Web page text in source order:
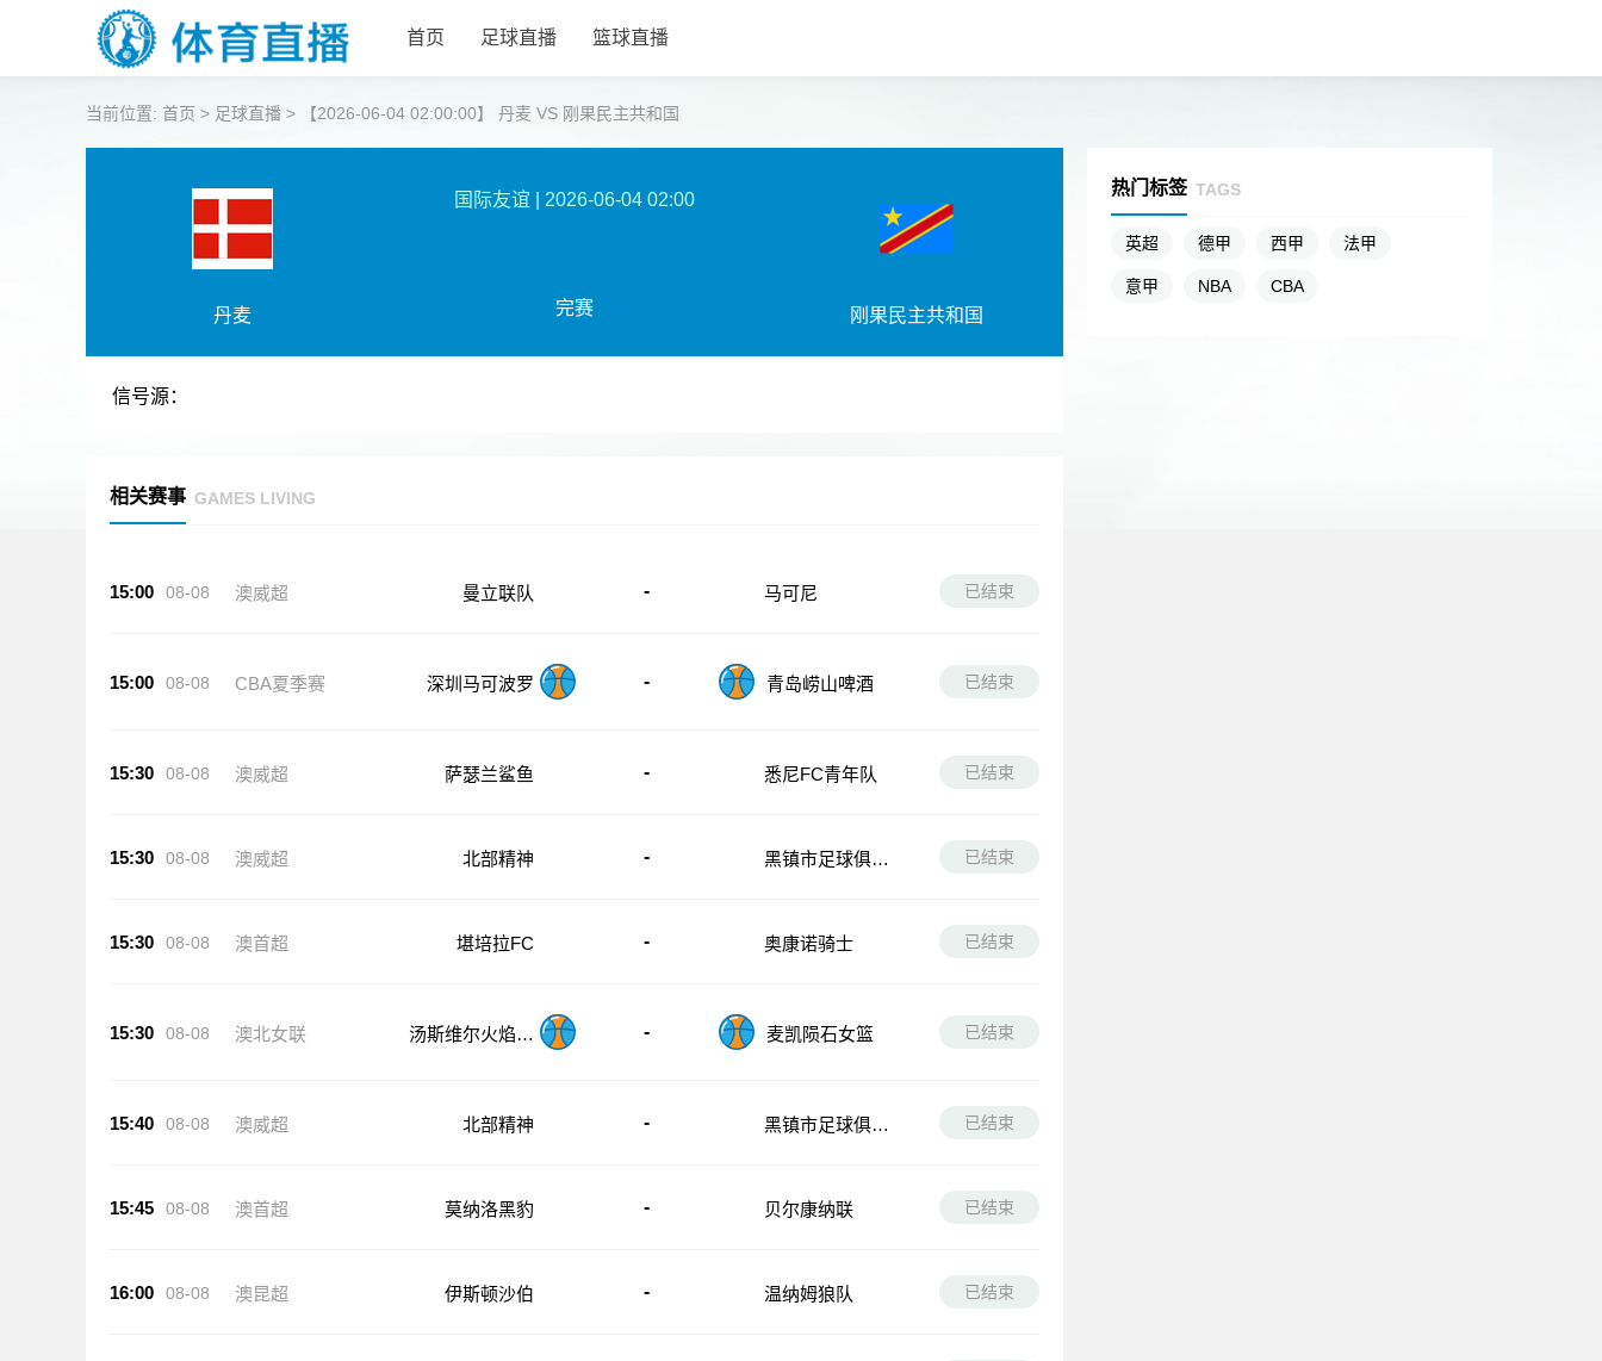
首页 足球直播 篮球直播
当前位置: 首页 > 足球直播 > 【2026-06-04 02:00:00】 丹麦 VS 刚果民主共和国
丹麦
国际友谊 2026-06-04 02:00
完赛 刚果民主共和国
信号源：
相关赛事 GAMES LIVING
15:00 08-08 澳威超 曼立联队 - 马可尼 已结束
15:00 08-08 CBA夏季赛 深圳马可波罗 - 青岛崂山啤酒 已结束
15:30 08-08 澳威超 萨瑟兰鲨鱼 - 悉尼FC青年队 已结束
15:30 08-08 澳威超 北部精神 -
黑镇市足球俱乐
已结束
15:30 08-08 澳首超 堪培拉FC - 奥康诺骑士 已结束
15:30 08-08 澳北女联
汤斯维尔火焰女
- 麦凯陨石女篮 已结束
15:40 08-08 澳威超 北部精神 -
黑镇市足球俱乐
已结束
15:45 08-08 澳首超 莫纳洛黑豹 - 贝尔康纳联 已结束
16:00 08-08 澳昆超 伊斯顿沙伯 - 温纳姆狼队 已结束
热门标签 TAGS
英超 德甲 西甲 法甲
意甲 NBA CBA